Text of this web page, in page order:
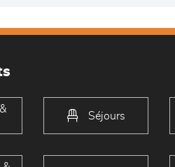
Séjours